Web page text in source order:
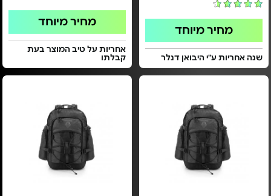
מחיר מיוחד
שנה אחריות ע"י היבואן דנלר
מחיר מיוחד
אחריות על טיב המוצר בעת
קבלתו